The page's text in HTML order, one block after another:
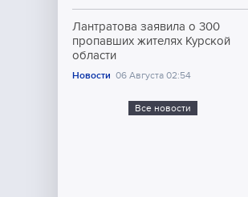
Лантратова заявила о 300
пропавших жителях Курской
области
Новости 06 Августа 02:54
Все новости